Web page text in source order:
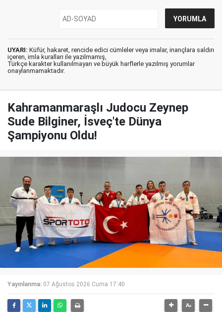
UYARI: Küfür, hakaret, rencide edici cümleler veya imalar, inançlara saldırı
içeren, imla kuralları ile yazılmamış,
Türkçe karakter kullanılmayan ve büyük harflerle yazılmış yorumlar
onaylanmamaktadır.
Kahramanmaraşlı Judocu Zeynep
Sude Bilginer, İsveç'te Dünya
Şampiyonu Oldu!
Yayınlanma: 07 Ağustos 2026 Cuma 17:40